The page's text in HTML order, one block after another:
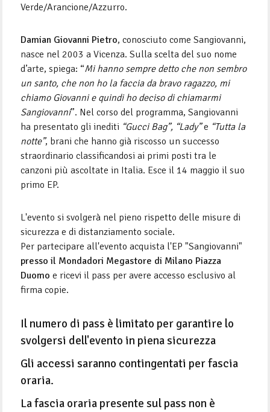
Verde/Arancione/Azzurro.
Damian Giovanni Pietro, conosciuto come Sangiovanni,
nasce nel 2003 a Vicenza. Sulla scelta del suo nome
d’arte, spiega: “Mi hanno sempre detto che non sembro
un santo, che non ho la faccia da bravo ragazzo, mi
chiamo Giovanni e quindi ho deciso di chiamarmi
Sangiovanni”. Nel corso del programma, Sangiovanni
ha presentato gli inediti “Gucci Bag”, “Lady”e “Tutta la
notte”, brani che hanno già riscosso un successo
straordinario classificandosi ai primi posti tra le
canzoni più ascoltate in Italia. Esce il 14 maggio il suo
primo EP.
L'evento si svolgerà nel pieno rispetto delle misure di
sicurezza e di distanziamento sociale.
Per partecipare all'evento acquista l'EP "Sangiovanni"
presso il Mondadori Megastore di Milano Piazza
Duomoe ricevi il pass per avere accesso esclusivo al
firma copie.
Il numero di pass è limitato per garantire lo
svolgersi dell'evento in piena sicurezza
Gli accessi saranno contingentati per fascia
oraria.
La fascia oraria presente sul pass non è